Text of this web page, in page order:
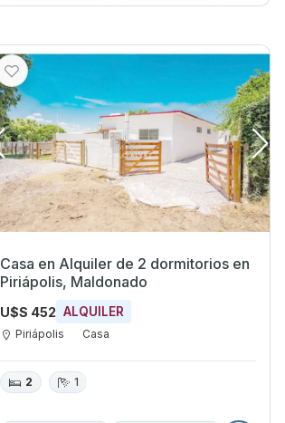
Casa en Alquiler de 2 dormitorios en
Piriápolis, Maldonado
U$S 452 ALQUILER
Piriápolis Casa
2 1